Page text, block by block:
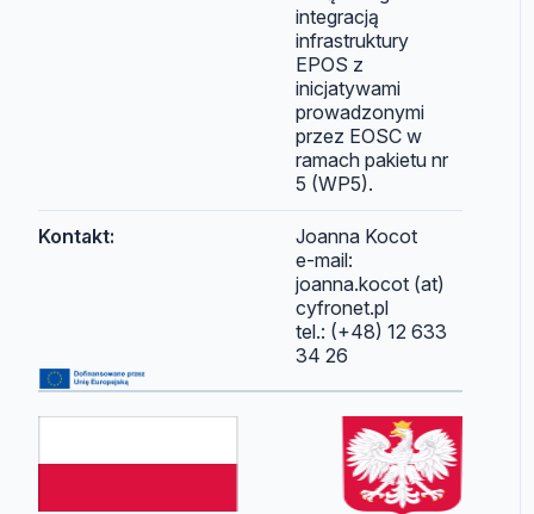
integracją
infrastruktury
EPOS z
inicjatywami
prowadzonymi
przez EOSC w
ramach pakietu nr
5 (WP5).
Kontakt:
Joanna Kocot
e-mail:
joanna.kocot (at)
cyfronet.pl
tel.: (+48) 12 633
34 26